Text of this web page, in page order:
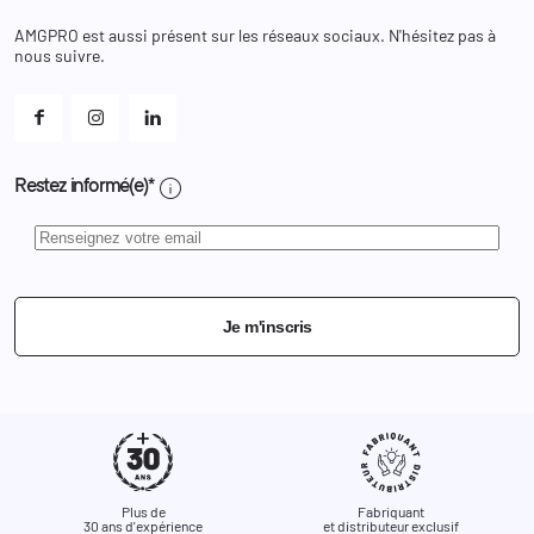
Et les cookies ?
AMGPRO est aussi présent sur les réseaux sociaux. N'hésitez pas à
nous suivre.
Restez informé(e)* info
Je m'inscris
Plus de
30 ans d'expérience
Fabriquant
et distributeur exclusif